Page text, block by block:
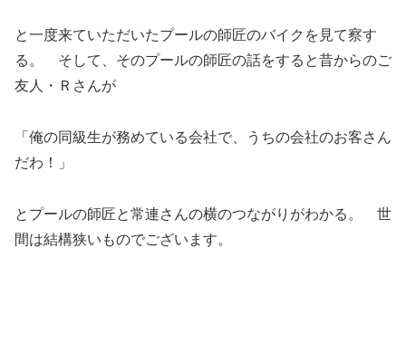
と一度来ていただいたプールの師匠のバイクを見て察す
る。 そして、そのプールの師匠の話をすると昔からのご
友人・Ｒさんが
「俺の同級生が務めている会社で、うちの会社のお客さん
だわ！」
とプールの師匠と常連さんの横のつながりがわかる。 世
間は結構狭いものでございます。